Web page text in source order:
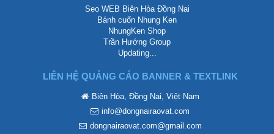
Seo WEB Biên Hòa Đồng Nai
Bánh cuốn Nhung Ken
NhungKen Shop
Trần Hướng Group
Updating...
LIÊN HỆ QUẢNG CÁO BANNER & TEXTLINK
Biên Hòa, Đồng Nai, Việt Nam
info@dongnairaovat.com
dongnairaovat.com@gmail.com